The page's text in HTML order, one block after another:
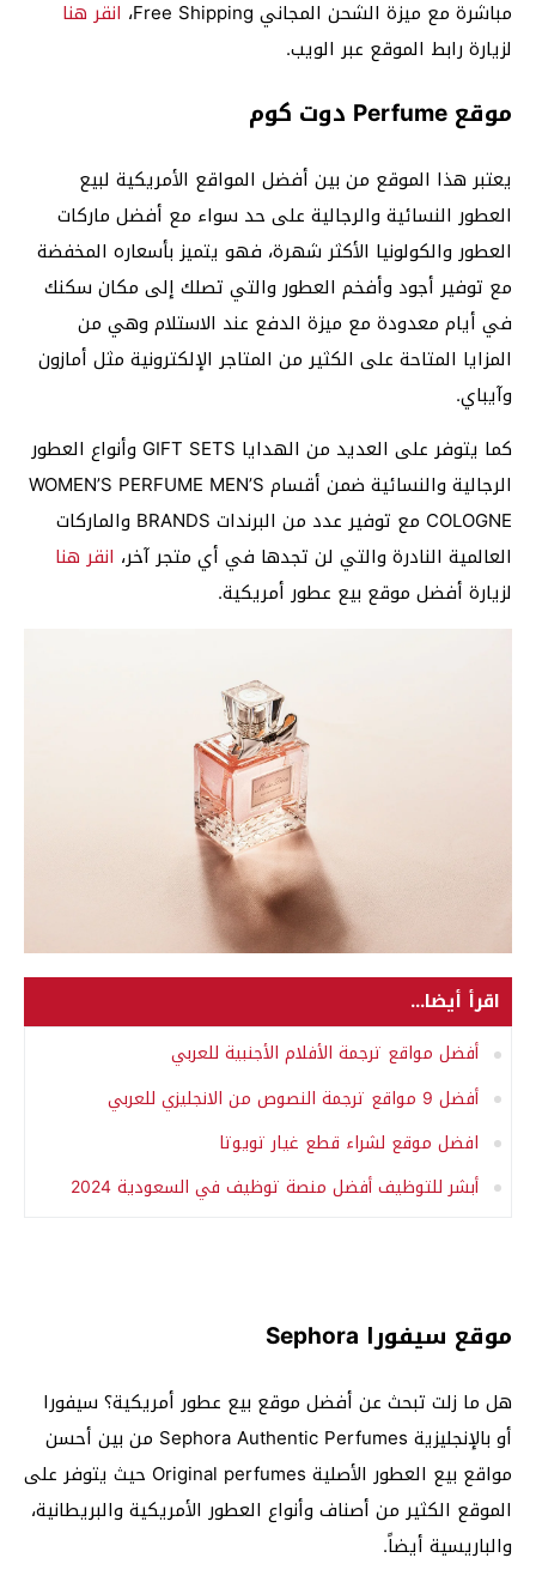
مباشرة مع ميزة الشحن المجاني Free Shipping،
انقر هنا
لزيارة رابط الموقع عبر الويب.
موقع Perfume دوت كوم
يعتبر هذا الموقع من بين أفضل المواقع الأمريكية لبيع
العطور النسائية والرجالية على حد سواء مع أفضل ماركات
العطور والكولونيا الأكثر شهرة، فهو يتميز بأسعاره المخفضة
مع توفير أجود وأفخم العطور والتي تصلك إلى مكان سكنك
في أيام معدودة مع ميزة الدفع عند الاستلام وهي من
المزايا المتاحة على الكثير من المتاجر الإلكترونية مثل أمازون
وآيباي.
كما يتوفر على العديد من الهدايا GIFT SETS وأنواع العطور
الرجالية والنسائية ضمن أقسام WOMEN’S PERFUME MEN’S
COLOGNE مع توفير عدد من البرندات BRANDS والماركات
العالمية النادرة والتي لن تجدها في أي متجر آخر، انقر هنا
لزيارة أفضل موقع بيع عطور أمريكية.
اقرأ أيضا...
أفضل مواقع ترجمة الأفلام الأجنبية للعربي
أفضل 9 مواقع ترجمة النصوص من الانجليزي للعربي
افضل موقع لشراء قطع غيار تويوتا
أبشر للتوظيف أفضل منصة توظيف في السعودية 2024
موقع سيفورا Sephora
هل ما زلت تبحث عن أفضل موقع بيع عطور أمريكية؟ سيفورا
أو بالإنجليزية Sephora Authentic Perfumes من بين أحسن
مواقع بيع العطور الأصلية Original perfumes حيث يتوفر على
الموقع الكثير من أصناف وأنواع العطور الأمريكية والبريطانية،
والباريسية أيضاً.